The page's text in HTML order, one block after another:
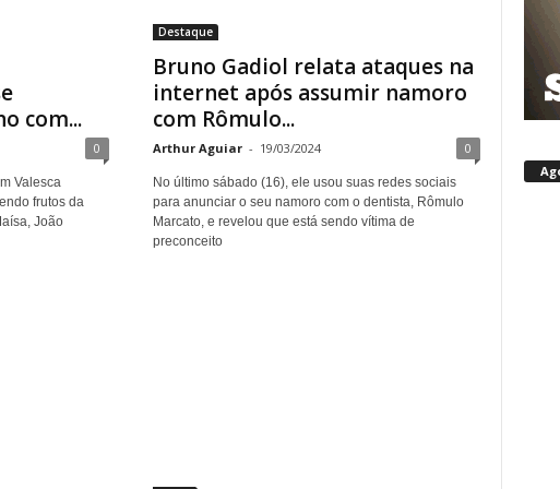
com...
0
Valesca
frutos da
João
Destaque
Bruno Gadiol relata ataques na
internet após assumir namoro
com Rômulo...
Arthur Aguiar - 19/03/2024 0
No último sábado (16), ele usou suas redes sociais
para anunciar o seu namoro com o dentista, Rômulo
Marcato, e revelou que está sendo vítima de
preconceito